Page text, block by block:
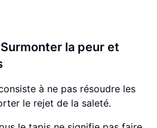
la peur et
à ne pas résoudre les
le rejet de la saleté.